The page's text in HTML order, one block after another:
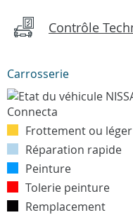
Contrôle
Carrosserie
Frottement ou
Réparation rapide
Peinture
Tolerie peinture
Remplacement